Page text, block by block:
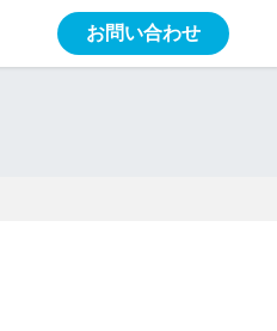
お問い合わせ